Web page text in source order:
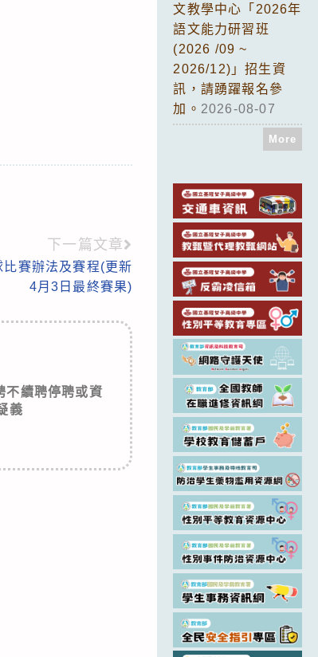
下一篇文章
賽辦法及賽程(更新
4月3日最終賽果)
不續聘停聘或資
義
文教學中心「2026年
語文能力研習班
(2026 /09 ~
2026/12)」招生資
訊，請踴躍報名參
加。 2026-08-07
More